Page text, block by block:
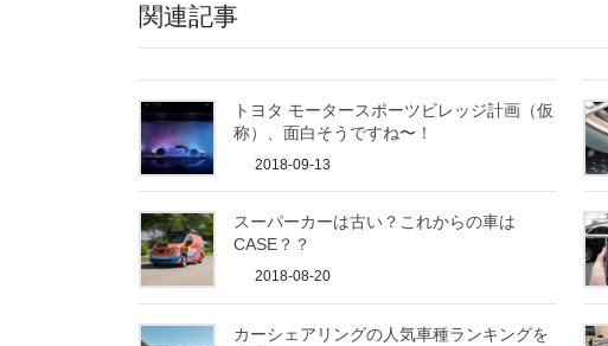
関連記事
トヨタ モータースポーツビレッジ計画（仮
称）、面白そうですね〜！
2018-09-13
スーパーカーは古い？これからの車は
CASE？？
2018-08-20
カーシェアリングの人気車種ランキングを